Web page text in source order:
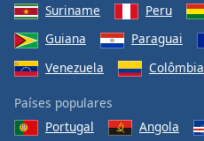
Suriname
Peru
Guiana
Paraguai
Venezuela
Colômbia
Países populares
Portugal
Angola